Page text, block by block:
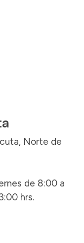
Norte de
de 8:00 a
hrs.